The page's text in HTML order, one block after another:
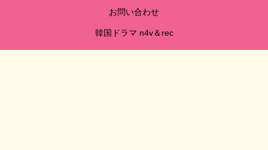
お問い合わせ
韓国ドラマ n4v＆rec